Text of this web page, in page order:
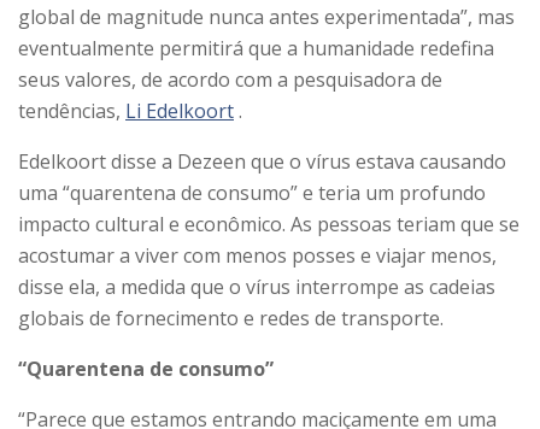
global de magnitude nunca antes experimentada”, mas
eventualmente permitirá que a humanidade redefina
seus valores, de acordo com a pesquisadora de
tendências, Li Edelkoort.
Edelkoort disse a Dezeen que o vírus estava causando
uma “quarentena de consumo” e teria um profundo
impacto cultural e econômico. As pessoas teriam que se
acostumar a viver com menos posses e viajar menos,
disse ela, a medida que o vírus interrompe as cadeias
globais de fornecimento e redes de transporte.
“Quarentena de consumo”
“Parece que estamos entrando maciçamente em uma